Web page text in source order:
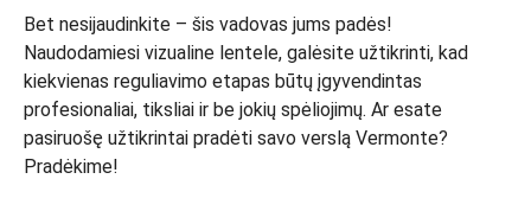
Bet nesijaudinkite – šis vadovas jums padės!
Naudodamiesi vizualine lentele, galėsite užtikrinti, kad
kiekvienas reguliavimo etapas būtų įgyvendintas
profesionaliai, tiksliai ir be jokių spėliojimų. Ar esate
pasiruošę užtikrintai pradėti savo verslą Vermonte?
Pradėkime!